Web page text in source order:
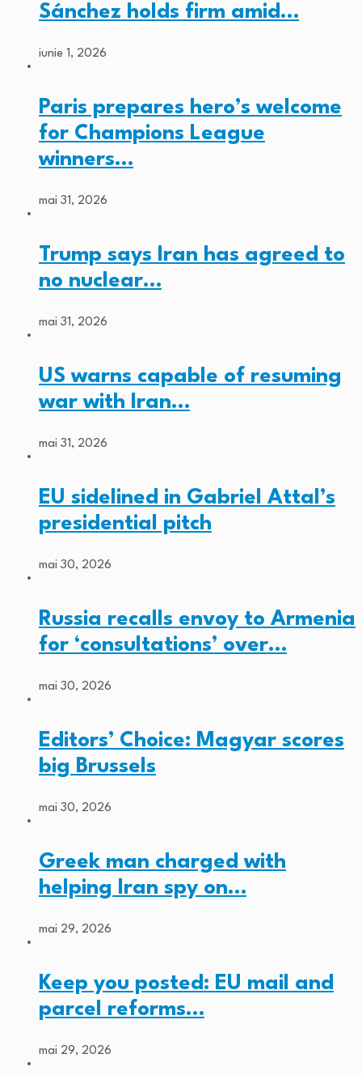
Sánchez holds firm amid…
iunie 1, 2026
Paris prepares hero’s welcome
for Champions League
winners…
mai 31, 2026
Trump says Iran has agreed to
no nuclear…
mai 31, 2026
US warns capable of resuming
war with Iran…
mai 31, 2026
EU sidelined in Gabriel Attal’s
presidential pitch
mai 30, 2026
Russia recalls envoy to Armenia
for ‘consultations’ over…
mai 30, 2026
Editors’ Choice: Magyar scores
big Brussels
mai 30, 2026
Greek man charged with
helping Iran spy on…
mai 29, 2026
Keep you posted: EU mail and
parcel reforms…
mai 29, 2026